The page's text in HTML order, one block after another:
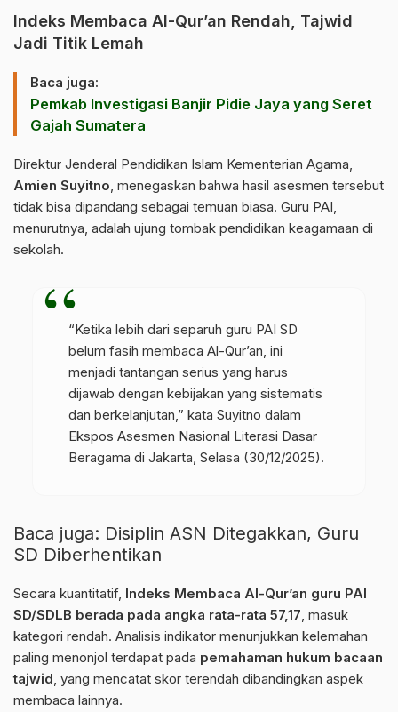
Indeks Membaca Al-Qur’an Rendah, Tajwid
Jadi Titik Lemah
Baca juga:
Pemkab Investigasi Banjir Pidie Jaya yang Seret
Gajah Sumatera
Direktur Jenderal Pendidikan Islam Kementerian Agama,
Amien Suyitno, menegaskan bahwa hasil asesmen tersebut
tidak bisa dipandang sebagai temuan biasa. Guru PAI,
menurutnya, adalah ujung tombak pendidikan keagamaan di
sekolah.
“Ketika lebih dari separuh guru PAI SD
belum fasih membaca Al-Qur’an, ini
menjadi tantangan serius yang harus
dijawab dengan kebijakan yang sistematis
dan berkelanjutan,” kata Suyitno dalam
Ekspos Asesmen Nasional Literasi Dasar
Beragama di Jakarta, Selasa (30/12/2025).
Baca juga: Disiplin ASN Ditegakkan, Guru
SD Diberhentikan
Secara kuantitatif, Indeks Membaca Al-Qur’an guru PAI
SD/SDLB berada pada angka rata-rata 57,17, masuk
kategori rendah. Analisis indikator menunjukkan kelemahan
paling menonjol terdapat pada pemahaman hukum bacaan
tajwid, yang mencatat skor terendah dibandingkan aspek
membaca lainnya.